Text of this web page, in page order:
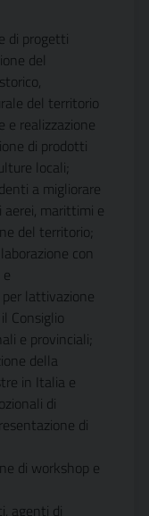
di progetti
del
del territorio
e realizzazione
di prodotti
locali;
a migliorare
marittimi e
del territorio;
con
lattivazione
Consiglio
e provinciali;
della
in Italia e
di
di
di workshop e
agenti di